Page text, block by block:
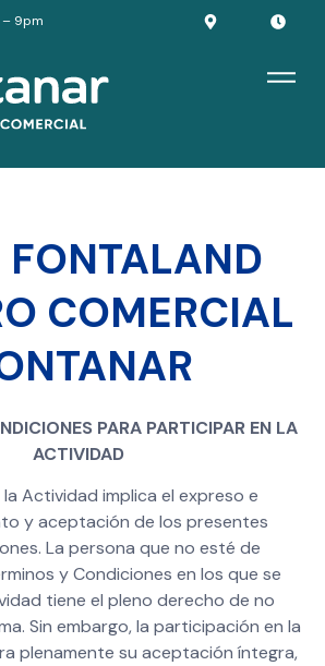
– 9pm
FONTALAND
COMERCIAL
PARA PARTICIPAR EN LA
ACTIVIDAD
Actividad implica el expreso e
y aceptación de los presentes
La persona que no esté de
y Condiciones en los que se
tiene el pleno derecho de no
Sin embargo, la participación en la
plenamente su aceptación íntegra,